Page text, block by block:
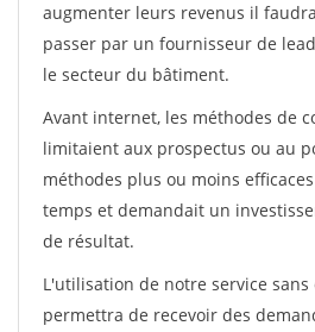
augmenter leurs revenus il
passer par un fournisseur de
le secteur du bâtiment.
Avant internet, les méthodes de
limitaient aux prospectus ou au
méthodes plus ou moins
temps et demandait un
de résultat.
L'utilisation de notre service sans
permettra de recevoir des